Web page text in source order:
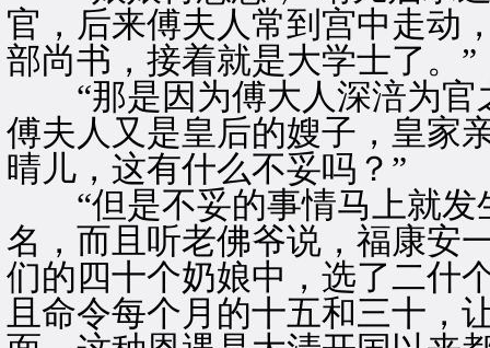
官，后来傅夫人常到宫中走动
部尚书，接着就是大学士了。”
“那是因为傅大人深涪为官
傅夫人又是皇后的嫂子，皇家
晴儿，这有什么不妥吗？”
“但是不妥的事情马上就发
名，而且听老佛爷说，福康安
们的四十个奶娘中，选了二什
且命令每个月的十五和三十，